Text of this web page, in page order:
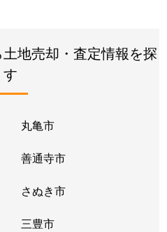
地売却・査定情報を探
す
丸亀市
善通寺市
さぬき市
三豊市